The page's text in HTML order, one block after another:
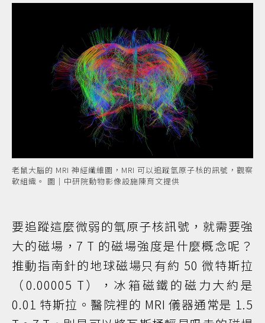
老鼠大腦的 MRI 神經纖維圖，MRI 可以追蹤氫原子核的訊號，觀察
軟組織。 圖｜中研院動物影像設施陳育文提供
要追蹤這麼微弱的氫原子核訊號，就需要強
大的磁場，7 T 的磁場強度是什麼概念呢？
推動指南針的地球磁場只有約 50 微特斯拉
（0.00005 T），冰箱磁鐵的磁力大約是
0.01 特斯拉。醫院裡的 MRI 儀器通常是 1.5